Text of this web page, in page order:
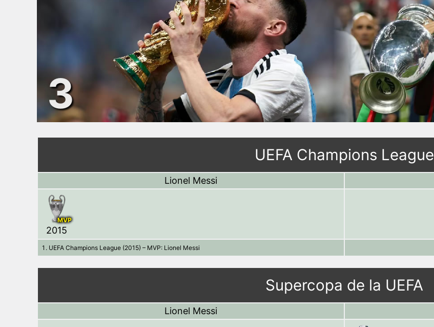
3
UEFA Champions League
Lionel Messi
MVP
2015
UEFA Champions League (2015) – MVP: Lionel Messi
Supercopa de la UEFA
Lionel Messi